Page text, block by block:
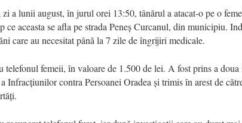
a lunii august, în jurul orei 13:50, tânărul a atacat-o pe o
ce aceasta se afla pe strada Peneș Curcanul, din municipiu.
care au necesitat până la 7 zile de îngrijiri medicale.
telefonul femeii, în valoare de 1.500 de lei. A fost prins a
Infracțiunilor contra Persoanei Oradea și trimis în arest de